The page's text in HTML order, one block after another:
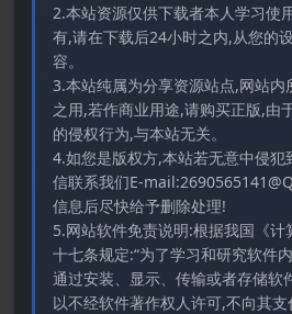
2.本站资源仅供下载者本人学习使
有,请在下载后24小时之内,从您的
容。
3.本站纯属为分享资源站点,网站
之用,若作商业用途,请购买正版,由
的侵权行为,与本站无关。
4.如您是版权方,本站若无意中侵犯
信联系我们E-
信息后尽快给予删除处理!
5.网站软件免责说明:根据我国《
十七条规定:“为了学习和研究软件
通过安装、显示、传输或者存储软
以不经软件著作权人许可,不向其